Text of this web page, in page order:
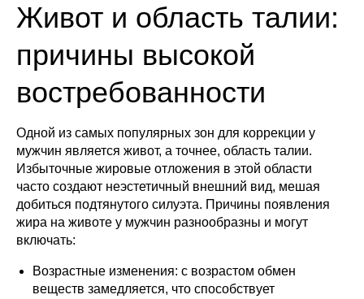
Живот и область талии:
причины высокой
востребованности
Одной из самых популярных зон для коррекции у
мужчин является живот, а точнее, область талии.
Избыточные жировые отложения в этой области
часто создают неэстетичный внешний вид, мешая
добиться подтянутого силуэта. Причины появления
жира на животе у мужчин разнообразны и могут
включать:
Возрастные изменения: с возрастом обмен
веществ замедляется, что способствует